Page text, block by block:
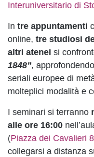
Interuniversitario di
In tre appuntamenti
online, tre studiosi
altri atenei si
1848”,
seriali europee di
molteplici modalità e
I seminari si terranno
alle ore 16:00
(Piazza dei Cavalieri
collegarsi a distanza